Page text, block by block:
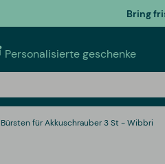
Bring
Personalisierte geschenke
Bürsten für Akkuschrauber 3 St - Wibbri